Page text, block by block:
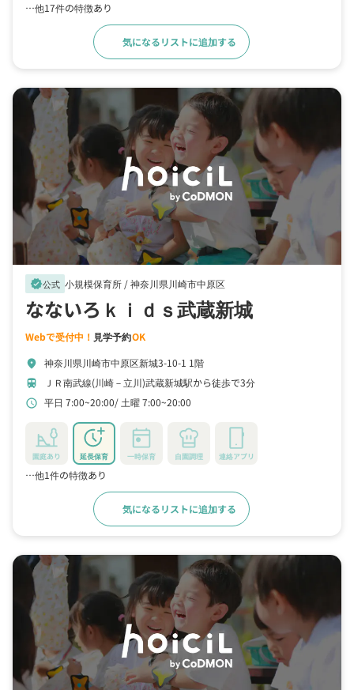
…他17件の特徴あり
気になるリストに追加する
verified公式 小規模保育所 /神奈川県川崎市中原区
なないろｋｉｄｓ武蔵新城
Webで受付中！ 見学予約OK
location_on 神奈川県川崎市中原区新城3-10-1 1階
train ＪＲ南武線(川崎－立川)武蔵新城駅から徒歩で3分
schedule 平日 7:00~20:00 土曜 7:00~20:00
園庭あり 延長保育 一時保育 自園調理 連絡アプリ
…他1件の特徴あり
気になるリストに追加する